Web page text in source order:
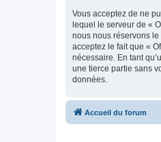
Vous acceptez de ne
lequel le serveur de «
nous nous réservons le
acceptez le fait que «
nécessaire. En tant
une tierce partie sans
données.
Accueil du forum